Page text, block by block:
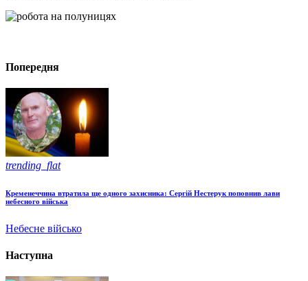
Попередня
trending_flat
Кременеччина втратила ще одного захисника: Сергій Нестерук поповнив лави
небесного війська
Небесне військо
Наступна